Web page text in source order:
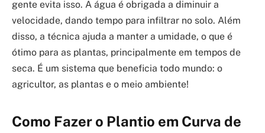
gente evita isso. A água é obrigada a diminuir a
velocidade, dando tempo para infiltrar no solo. Além
disso, a técnica ajuda a manter a umidade, o que é
ótimo para as plantas, principalmente em tempos de
seca. É um sistema que beneficia todo mundo: o
agricultor, as plantas e o meio ambiente!
Como Fazer o Plantio em Curva de